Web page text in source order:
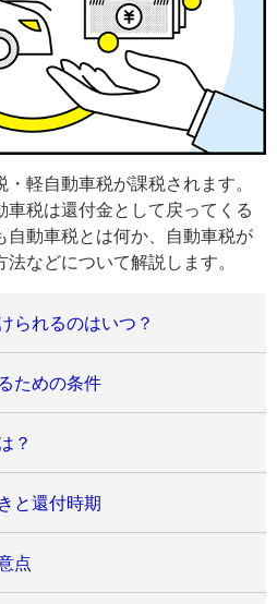
軽自動車税が課税されます。
車税は還付金として戻ってくる
自動車税とは何か、自動車税が
などについて解説します。
られるのはいつ？
ための条件
？
と還付時期
点